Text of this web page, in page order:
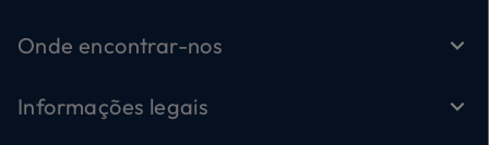
Onde encontrar-nos
Informações legais